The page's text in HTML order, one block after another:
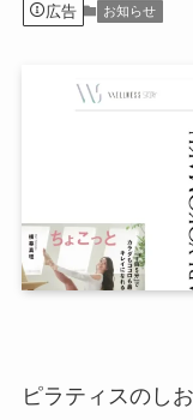
広告 お知らせ
ピラティスのし